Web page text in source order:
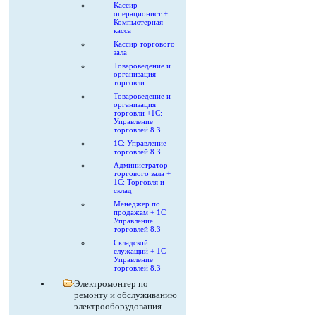
Кассир-
операционист +
Компьютерная
касса
Кассир торгового
зала
Товароведение и
организация
торговли
Товароведение и
организация
торговли +1С:
Управление
торговлей 8.3
1С: Управление
торговлей 8.3
Администратор
торгового зала +
1С: Торговля и
склад
Менеджер по
продажам + 1С
Управление
торговлей 8.3
Складской
служащий + 1С
Управление
торговлей 8.3
Электромонтер по
ремонту и обслуживанию
электрооборудования